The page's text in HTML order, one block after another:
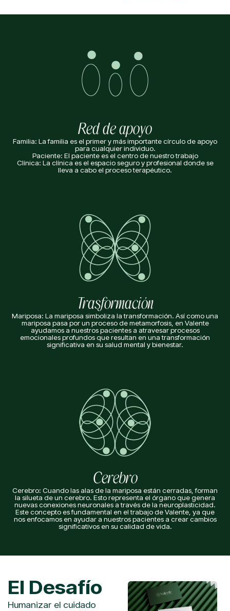
Red de apoyo
Familia: La familia es el primer y más importante círculo de apoyo
para cualquier individuo.
Paciente: El paciente es el centro de nuestro trabajo
Clínica: La clínica es el espacio seguro y profesional donde se
lleva a cabo el proceso terapéutico.
Trasformación
Mariposa: La mariposa simboliza la transformación. Así como una
mariposa pasa por un proceso de metamorfosis, en Valente
ayudamos a nuestros pacientes a atravesar procesos
emocionales profundos que resultan en una transformación
significativa en su salud mental y bienestar.
Cerebro
Cerebro: Cuando las alas de la mariposa están cerradas, forman
la silueta de un cerebro. Esto representa el órgano que genera
nuevas conexiones neuronales a través de la neuroplasticidad.
Este concepto es fundamental en el trabajo de Valente, ya que
nos enfocamos en ayudar a nuestros pacientes a crear cambios
significativos en su calidad de vida.
El Desafío
Humanizar el cuidado